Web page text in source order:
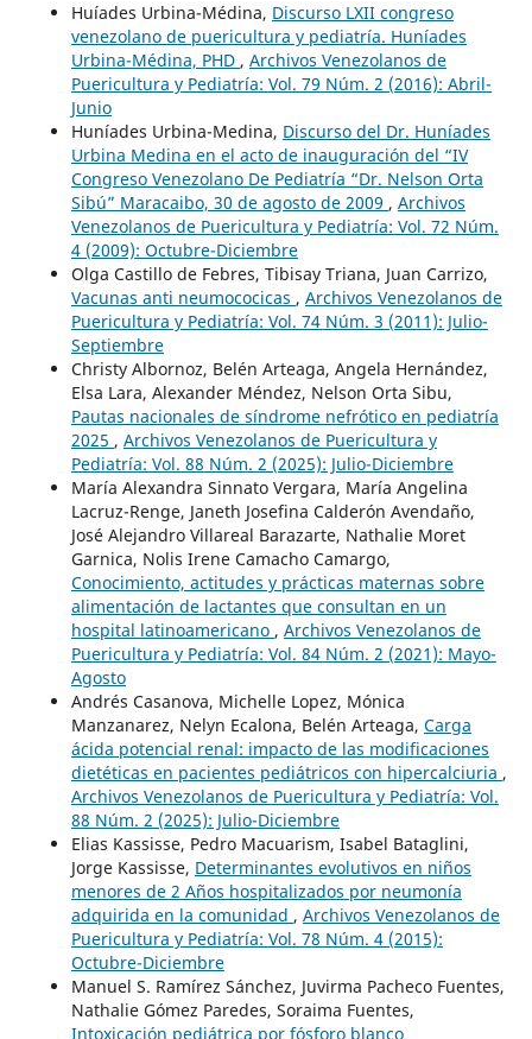
Huíades Urbina-Médina, Discurso LXII congreso
venezolano de puericultura y pediatría. Huníades
Urbina-Médina, PHD , Archivos Venezolanos de
Puericultura y Pediatría: Vol. 79 Núm. 2 (2016): Abril-
Junio
Huníades Urbina-Medina, Discurso del Dr. Huníades
Urbina Medina en el acto de inauguración del “IV
Congreso Venezolano De Pediatría “Dr. Nelson Orta
Sibú” Maracaibo, 30 de agosto de 2009 , Archivos
Venezolanos de Puericultura y Pediatría: Vol. 72 Núm.
4 (2009): Octubre-Diciembre
Olga Castillo de Febres, Tibisay Triana, Juan Carrizo,
Vacunas anti neumococicas , Archivos Venezolanos de
Puericultura y Pediatría: Vol. 74 Núm. 3 (2011): Julio-
Septiembre
Christy Albornoz, Belén Arteaga, Angela Hernández,
Elsa Lara, Alexander Méndez, Nelson Orta Sibu,
Pautas nacionales de síndrome nefrótico en pediatría
2025 , Archivos Venezolanos de Puericultura y
Pediatría: Vol. 88 Núm. 2 (2025): Julio-Diciembre
María Alexandra Sinnato Vergara, María Angelina
Lacruz-Renge, Janeth Josefina Calderón Avendaño,
José Alejandro Villareal Barazarte, Nathalie Moret
Garnica, Nolis Irene Camacho Camargo,
Conocimiento, actitudes y prácticas maternas sobre
alimentación de lactantes que consultan en un
hospital latinoamericano , Archivos Venezolanos de
Puericultura y Pediatría: Vol. 84 Núm. 2 (2021): Mayo-
Agosto
Andrés Casanova, Michelle Lopez, Mónica
Manzanarez, Nelyn Ecalona, Belén Arteaga, Carga
ácida potencial renal: impacto de las modificaciones
dietéticas en pacientes pediátricos con hipercalciuria ,
Archivos Venezolanos de Puericultura y Pediatría: Vol.
88 Núm. 2 (2025): Julio-Diciembre
Elias Kassisse, Pedro Macuarism, Isabel Bataglini,
Jorge Kassisse, Determinantes evolutivos en niños
menores de 2 Años hospitalizados por neumonía
adquirida en la comunidad , Archivos Venezolanos de
Puericultura y Pediatría: Vol. 78 Núm. 4 (2015):
Octubre-Diciembre
Manuel S. Ramírez Sánchez, Juvirma Pacheco Fuentes,
Nathalie Gómez Paredes, Soraima Fuentes,
Intoxicación pediátrica por fósforo blanco